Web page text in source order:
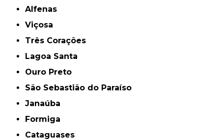
Alfenas
Viçosa
Três Corações
Lagoa Santa
Ouro Preto
São Sebastião do Paraíso
Janaúba
Formiga
Cataguases